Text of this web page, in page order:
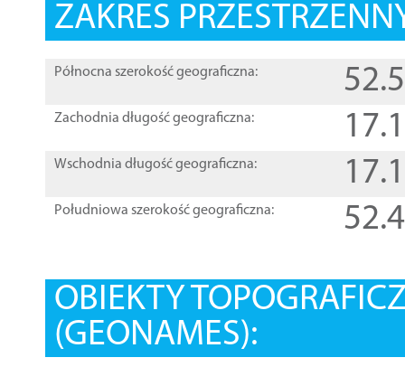
ZAKRES
Północna szerokość geograficzna:
Zachodnia długość geograficzna:
Wschodnia długość geograficzna:
Południowa szerokość geograficzna:
OBIEKTY
(GEONAMES):